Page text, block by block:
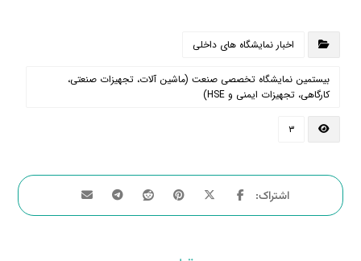
اخبار نمایشگاه های داخلی
بیستمین نمایشگاه تخصصی صنعت (ماشین آلات، تجهیزات صنعتی،
کارگاهی، تجهیزات ایمنی و HSE)
۳